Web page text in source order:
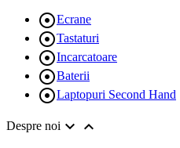
Ecrane
Tastaturi
Incarcatoare
Baterii
Laptopuri Second Hand
Despre noi  